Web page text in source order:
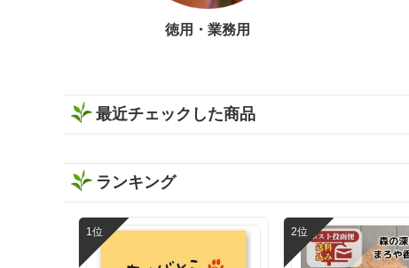
徳用・業務用
最近チェックした商品
ランキング